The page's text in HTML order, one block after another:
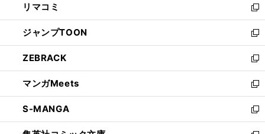
で
開
く
ド
ウ
で
開
く
ィ
ン
ド
ウ
で
開
く
い
ウ
ィ
ン
ド
ウ
で
開
く
リマコミ
新
し
い
ウ
ィ
ン
ド
ウ
で
開
ジャンプTOON
新
し
い
ウ
ィ
ン
ド
ウ
ZEBRACK
新
し
い
ウ
ィ
ン
マンガMeets
新
し
い
ウ
S-MANGA
新
し